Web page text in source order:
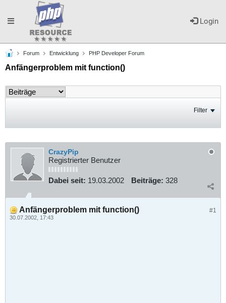
Login
Toggle
navigation
Forum Entwicklung PHP Developer Forum
Anfängerproblem mit function()
Filter
CrazyPip
Registrierter Benutzer
Dabei seit: 19.03.2002 Beiträge: 328
#1
Anfängerproblem mit function()
30.07.2002, 17:43